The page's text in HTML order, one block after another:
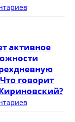
активное
говорит